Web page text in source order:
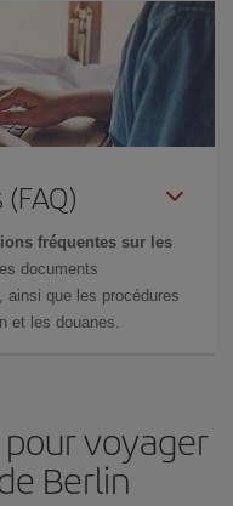
fréquentes sur les
documents
ainsi que les procédures
et les douanes.
voyager
Berlin